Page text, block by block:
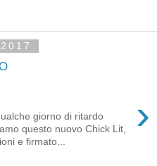
›
giorno di ritardo
questo nuovo Chick Lit,
e firmato...